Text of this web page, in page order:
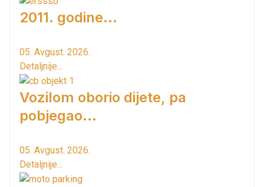
2011. godine...
05. Avgust. 2026.
Detaljnije...
Vozilom oborio dijete, pa
pobjegao...
05. Avgust. 2026.
Detaljnije...